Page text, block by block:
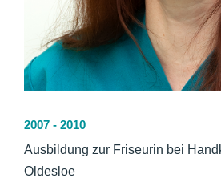
2007 - 2010
Ausbildung zur Friseurin bei
Oldesloe